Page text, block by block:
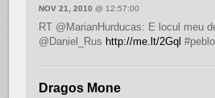
NOV 21, 2010 @ 12:57:00
RT @MarianHurducas: E locul meu
@Daniel_Rus http://me.lt/2Gql
Dragos Mone